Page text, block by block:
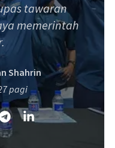
tawaran
memerintah
Shahrin
pagi